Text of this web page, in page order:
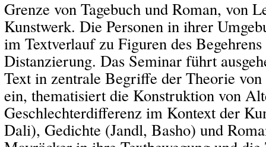
Grenze von Tagebuch und Roman, von
Kunstwerk. Die Personen in ihrer
im Textverlauf zu Figuren des
Distanzierung. Das Seminar führt
Text in zentrale Begriffe der Theorie
ein, thematisiert die Konstruktion von
Geschlechterdifferenz im Kontext der
Dali), Gedichte (Jandl, Basho) und